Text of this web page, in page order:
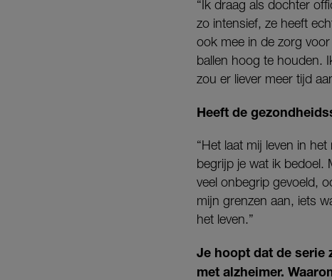
“Ik draag als dochter
zo intensief, ze heeft
ook mee in de zorg
ballen hoog te houden.
zou er liever meer tijd
Heeft de
“Het laat mij leven in
begrijp je wat ik bedoel.
veel onbegrip gevoeld,
mijn grenzen aan, iets
het leven.”
Je hoopt dat de serie
met alzheimer.